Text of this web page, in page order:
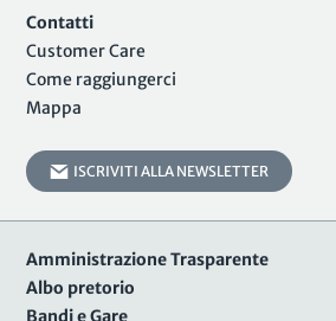
Contatti
Customer Care
Come raggiungerci
Mappa
ISCRIVITI ALLA NEWSLETTER
Amministrazione Trasparente
Albo pretorio
Bandi e Gare